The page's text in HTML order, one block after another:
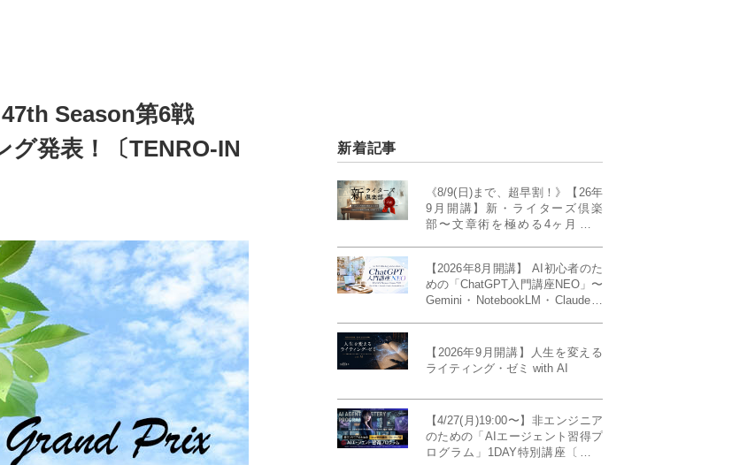
Season第6戦
グ発表！〔TENRO-IN
新着記事
《8/9(日)まで、超早割！》【26年
9月開講】新・ライターズ倶楽
部〜文章術を極める4ヶ月講義
【2026年8月開講】 AI初心者のた
めの「ChatGPT入門講座NEO」〜
Gemini・NotebookLM・Claudeま
座〕
【2026年9月開講】人生を変える
ライティング・ゼミ with AI
【4/27(月)19:00〜】非エンジニア
のための「AIエージェント習得プ
ログラム」1DAY特別講座〔パワ